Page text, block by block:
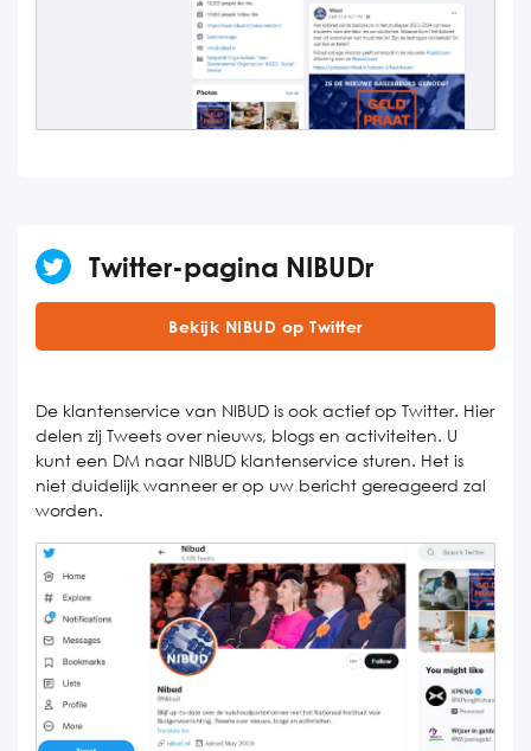
Twitter-pagina NIBUDr
Bekijk NIBUD op Twitter
De klantenservice van NIBUD is ook actief op Twitter. Hier
delen zij Tweets over nieuws, blogs en activiteiten. U
kunt een DM naar NIBUD klantenservice sturen. Het is
niet duidelijk wanneer er op uw bericht gereageerd zal
worden.